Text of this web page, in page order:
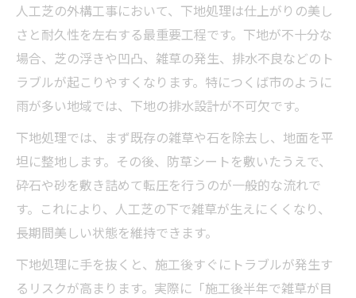
人工芝の外構工事において、下地処理は仕上がりの美し
さと耐久性を左右する最重要工程です。下地が不十分な
場合、芝の浮きや凹凸、雑草の発生、排水不良などのト
ラブルが起こりやすくなります。特につくば市のように
雨が多い地域では、下地の排水設計が不可欠です。
下地処理では、まず既存の雑草や石を除去し、地面を平
坦に整地します。その後、防草シートを敷いたうえで、
砕石や砂を敷き詰めて転圧を行うのが一般的な流れで
す。これにより、人工芝の下で雑草が生えにくくなり、
長期間美しい状態を維持できます。
下地処理に手を抜くと、施工後すぐにトラブルが発生す
るリスクが高まります。実際に「施工後半年で雑草が目